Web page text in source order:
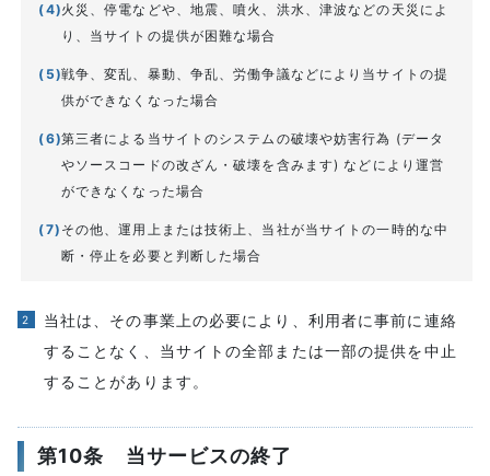
火災、停電などや、地震、噴火、洪水、津波などの天災によ
り、当サイトの提供が困難な場合
戦争、変乱、暴動、争乱、労働争議などにより当サイトの提
供ができなくなった場合
第三者による当サイトのシステムの破壊や妨害行為 (データ
やソースコードの改ざん・破壊を含みます) などにより運営
ができなくなった場合
その他、運用上または技術上、当社が当サイトの一時的な中
断・停止を必要と判断した場合
当社は、その事業上の必要により、利用者に事前に連絡
することなく、当サイトの全部または一部の提供を中止
することがあります。
第10条 当サービスの終了